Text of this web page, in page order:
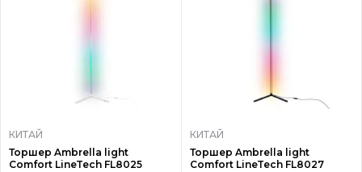
КИТАЙ
Торшер Ambrella light
Comfort LineTech FL8025
КИТАЙ
Торшер Ambrella light
Comfort LineTech FL8027